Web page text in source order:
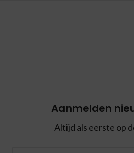
Aanmelden
Altijd als eerste op